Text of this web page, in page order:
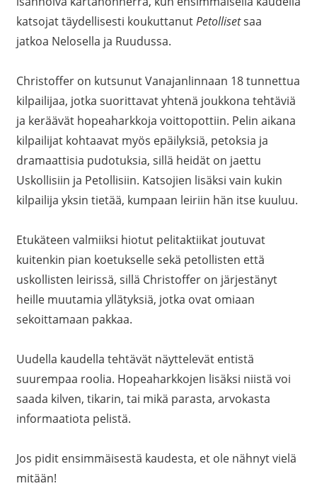
katsojat täydellisesti koukuttanutPetollisetsaa
jatkoa Nelosella ja Ruudussa.
Christoffer on kutsunut Vanajanlinnaan 18 tunnettua
kilpailijaa, jotka suorittavat yhtenä joukkona tehtäviä
ja keräävät hopeaharkkoja voittopottiin. Pelin aikana
kilpailijat kohtaavat myös epäilyksiä, petoksia ja
dramaattisia pudotuksia, sillä heidät on jaettu
Uskollisiin ja Petollisiin. Katsojien lisäksi vain kukin
kilpailija yksin tietää, kumpaan leiriin hän itse kuuluu.
Etukäteen valmiiksi hiotut pelitaktiikat joutuvat
kuitenkin pian koetukselle sekä petollisten että
uskollisten leirissä, sillä Christoffer on järjestänyt
heille muutamia yllätyksiä, jotka ovat omiaan
sekoittamaan pakkaa.
Uudella kaudella tehtävät näyttelevät entistä
suurempaa roolia. Hopeaharkkojen lisäksi niistä voi
saada kilven, tikarin, tai mikä parasta, arvokasta
informaatiota pelistä.
Jos pidit ensimmäisestä kaudesta, et ole nähnyt vielä
mitään!